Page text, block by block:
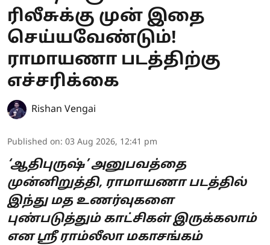
ரிலீசுக்கு முன் இதை
செய்யவேண்டும்!
ராமாயணா படத்திற்கு
எச்சரிக்கை
Rishan Vengai
Published on: 03 Aug 2026, 12:41 pm
‘ஆதிபுருஷ்’ அனுபவத்தை
முன்னிறுத்தி, ராமாயணா படத்தில்
இந்து மத உணர்வுகளை
புண்படுத்தும் காட்சிகள் இருக்கலாம்
என ஸ்ரீ ராம்லீலா மகாசங்கம்